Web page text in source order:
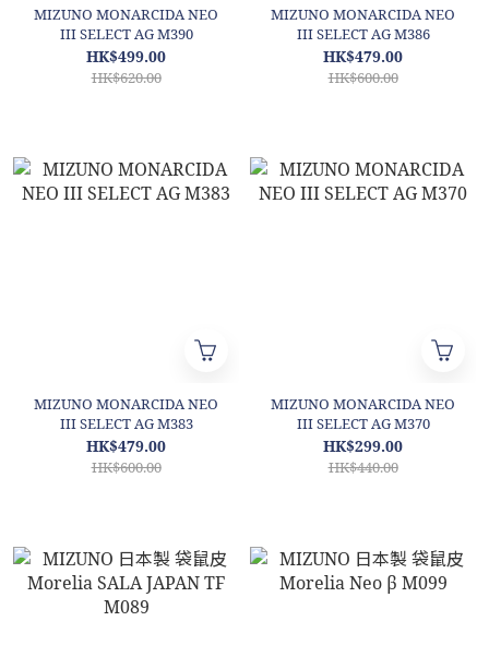
MIZUNO MONARCIDA NEO
III SELECT AG M390
HK$499.00
HK$620.00
MIZUNO MONARCIDA NEO
III SELECT AG M386
HK$479.00
HK$600.00
MIZUNO MONARCIDA NEO
III SELECT AG M383
HK$479.00
HK$600.00
MIZUNO MONARCIDA NEO
III SELECT AG M370
HK$299.00
HK$440.00